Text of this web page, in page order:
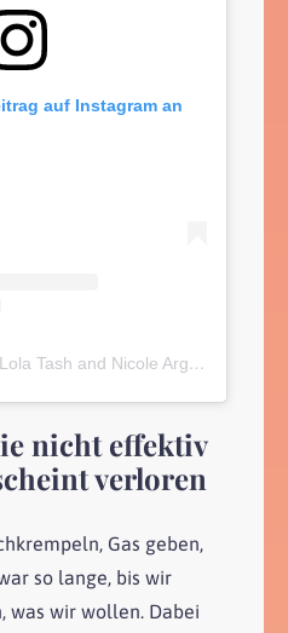
auf Instagram an
Ein Beitrag geteilt von Lola Tash and Nicole Argiris (@mytherapistsays)
nicht effektiv
verloren
Gas geben,
so lange, bis wir
was wir wollen. Dabei